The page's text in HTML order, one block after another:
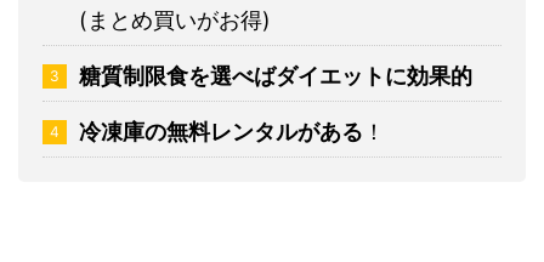
(まとめ買いがお得)
糖質制限食を選べばダイエットに効果的
冷凍庫の無料レンタルがある ！